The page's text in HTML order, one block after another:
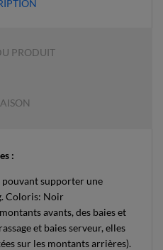
PRODUIT
:
pouvant supporter une
Coloris: Noir
avants, des baies et
et baies serveur, elles
sur les montants arrières).